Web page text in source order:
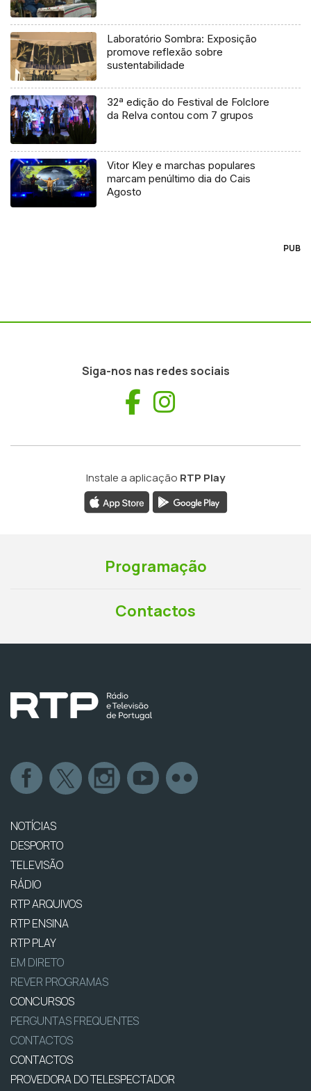
Laboratório Sombra: Exposição
promove reflexão sobre
sustentabilidade
32ª edição do Festival de Folclore
da Relva contou com 7 grupos
Vitor Kley e marchas populares
marcam penúltimo dia do Cais
Agosto
PUB
Siga-nos nas redes sociais
Facebook
Instale a aplicação RTP Play
Programação
Contactos
NOTÍCIAS
DESPORTO
TELEVISÃO
RÁDIO
RTP ARQUIVOS
RTP ENSINA
RTP PLAY
EM DIRETO
REVER PROGRAMAS
CONCURSOS
PERGUNTAS FREQUENTES
CONTACTOS
CONTACTOS
PROVEDORA DO TELESPECTADOR